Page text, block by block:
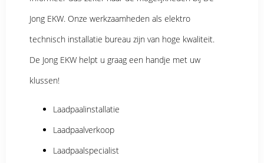
Jong EKW. Onze werkzaamheden als elektro
technisch installatie bureau zijn van hoge kwaliteit.
De Jong EKW helpt u graag een handje met uw
klussen!
Laadpaalinstallatie
Laadpaalverkoop
Laadpaalspecialist